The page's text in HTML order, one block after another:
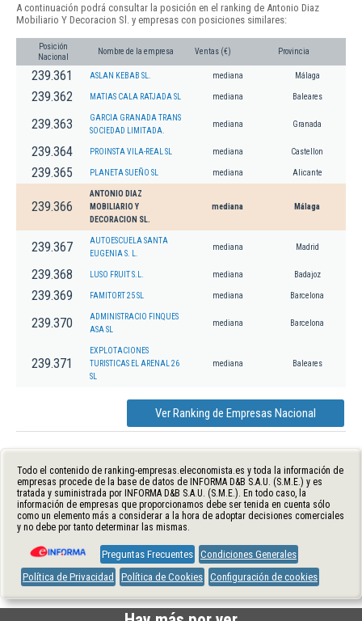
A continuación podrá consultar la posición en el ranking de Antonio Diaz
Mobiliario Y Decoracion Sl. y empresas con posiciones similares:
Posición
Nacional
Nombre de la empresa Ventas (€) Provincia
239.361 ASLAN KEBAB SL. mediana Málaga
239.362 MATIAS CALA RATJADA SL mediana Baleares
239.363
GARCIA GRANADA TRANS
SOCIEDAD LIMITADA.
mediana Granada
239.364 PROINSTA VILA-REAL SL mediana Castellon
239.365 PLANETA SUEÑO SL mediana Alicante
239.366
ANTONIO DIAZ
MOBILIARIO Y
DECORACION SL.
mediana Málaga
239.367
AUTOESCUELA SANTA
EUGENIA S. L.
mediana Madrid
239.368 LUSO FRUIT S.L. mediana Badajoz
239.369 FAMITORT 25 SL mediana Barcelona
239.370
ADMINISTRACIO FINQUES
ASA SL
mediana Barcelona
239.371
EXPLOTACIONES
TURISTICAS EL ARENAL 26
SL
mediana Baleares
Ver Ranking de Empresas Nacional
Todo el contenido de ranking-empresas.eleconomista.es y toda la información de
empresas procede de la base de datos de INFORMA D&B S.A.U. (S.M.E.) y es
tratada y suministrada por INFORMA D&B S.A.U. (S.M.E.). En todo caso, la
información de empresas que proporcionamos debe ser tenida en cuenta sólo
como un elemento más a considerar a la hora de adoptar decisiones comerciales
y no debe por tanto determinar las mismas.
Preguntas Frecuentes Condiciones Generales
Política de Privacidad
Política de Cookies Configuración de cookies